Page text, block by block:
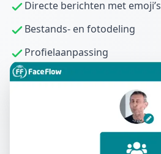
Directe berichten met emoji’s
Bestands- en fotodeling
Profielaanpassing